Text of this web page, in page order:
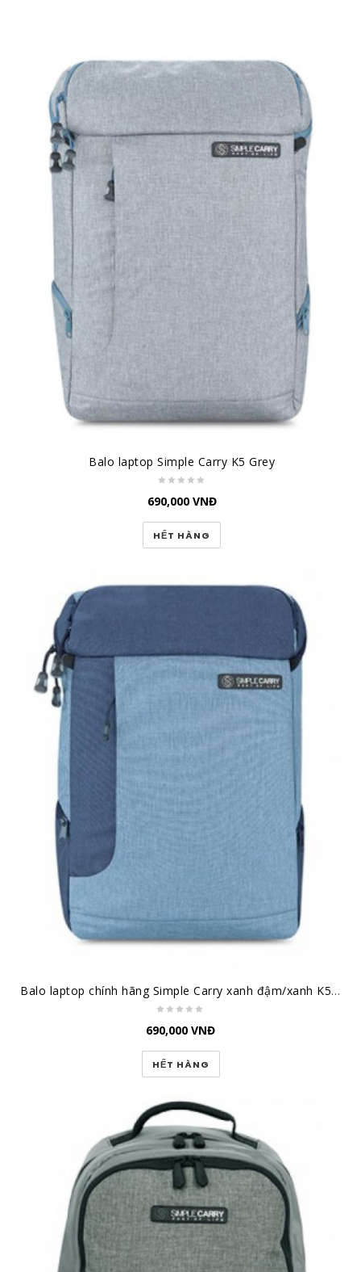
Balo laptop Simple Carry K5 Grey
690,000 VNĐ
HẾT HÀNG
Balo laptop chính hãng Simple Carry xanh đậm/xanh K5 Navy/Blue
690,000 VNĐ
HẾT HÀNG